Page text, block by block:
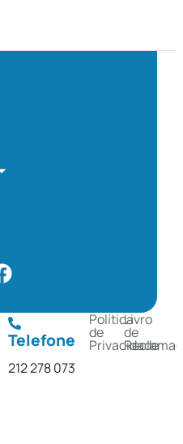
Telefone
212 278 073
Política
de
Privacidade
Livro
de